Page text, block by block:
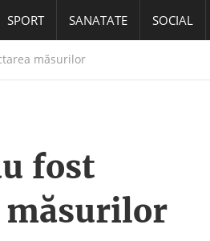
SPORT SANATATE SOCIAL
măsurilor
fost
măsurilor